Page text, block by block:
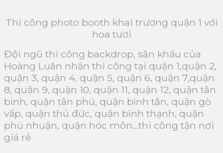
Thi công photo booth khai trương quận 1 với
hoa tươi
Đội ngũ thi công backdrop, sân khấu của
Hoàng Luân nhận thi công tại quận 1,quận 2,
quận 3, quận 4, quận 5, quận 6, quận 7,quận
8, quận 9, quận 10, quận 11, quận 12, quận tân
bình, quận tân phú, quận bình tân, quận gò
vấp, quận thủ đức, quận bình thạnh, quận
phú nhuận, quận hóc môn…thi công tận nơi
giá rẻ